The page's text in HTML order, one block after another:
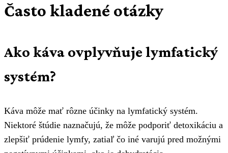
Často kladené otázky
Ako káva ovplyvňuje lymfatický
systém?
Káva môže mať rôzne účinky na lymfatický systém.
Niektoré štúdie naznačujú, že môže podporiť detoxikáciu a
zlepšiť prúdenie lymfy, zatiaľ čo iné varujú pred možnými